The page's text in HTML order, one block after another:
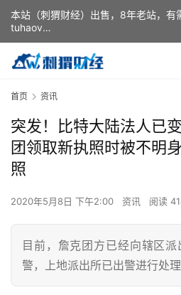
首页 资讯
突发！比特大陆法人已
团领取新执照时被不明
照
2020年5月8日 下午2:00 资讯 阅读
目前，詹克团方已经向辖区
警，上地派出所已出警进行处理
本站（刺猬财经）出售，8年老站，有
tuhaov
This website (ciweicaijing) is for
website. If you need it, please